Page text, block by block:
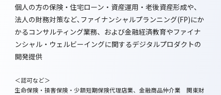
個人の方の保険・住宅ローン・資産運用・老後資産形成や、
法人の財務対策など､ファイナンシャルプランニング(FP)にか
かるコンサルティング業務、および金融経済教育やファイナ
ンシャル・ウェルビーイングに関するデジタルプロダクトの
開発提供
＜認可など＞
生命保険・損害保険・少額短期保険代理店業、金融商品仲介業 関東財